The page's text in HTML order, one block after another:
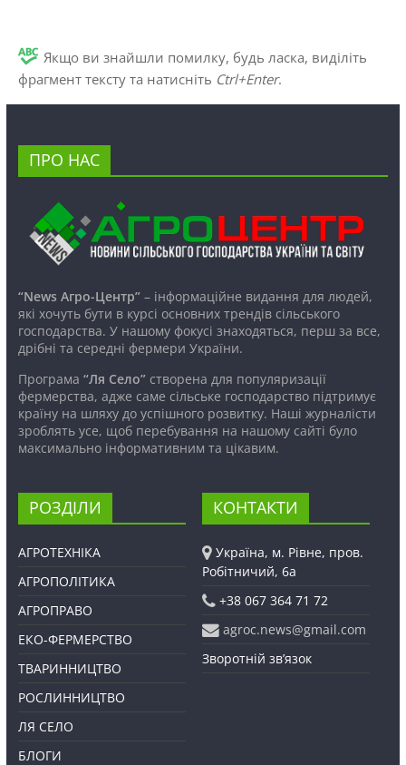
Якщо ви знайшли помилку, будь ласка, виділіть
фрагмент тексту та натисніть Ctrl+Enter.
ПРО НАС
“News Агро-Центр”– інформаційне видання для людей,
які хочуть бути в курсі основних трендів сільського
господарства. У нашому фокусі знаходяться, перш за все,
дрібні та середні фермери України.
Програма “Ля Село”створена для популяризації
фермерства, адже саме сільське господарство підтримує
країну на шляху до успішного розвитку. Наші журналісти
зроблять усе, щоб перебування на нашому сайті було
максимально інформативним та цікавим.
РОЗДІЛИ
АГРОТЕХНІКА
АГРОПОЛІТИКА
АГРОПРАВО
ЕКО-ФЕРМЕРСТВО
ТВАРИННИЦТВО
РОСЛИННИЦТВО
ЛЯ СЕЛО
БЛОГИ
КОНТАКТИ
Україна, м. Рівне, пров.
Робітничий, 6а
+38 067 364 71 72
agroc.news@gmail.com
Зворотній зв’язок